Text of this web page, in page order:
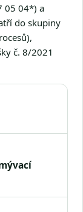
05 04*) a
do skupiny
č. 8/2021